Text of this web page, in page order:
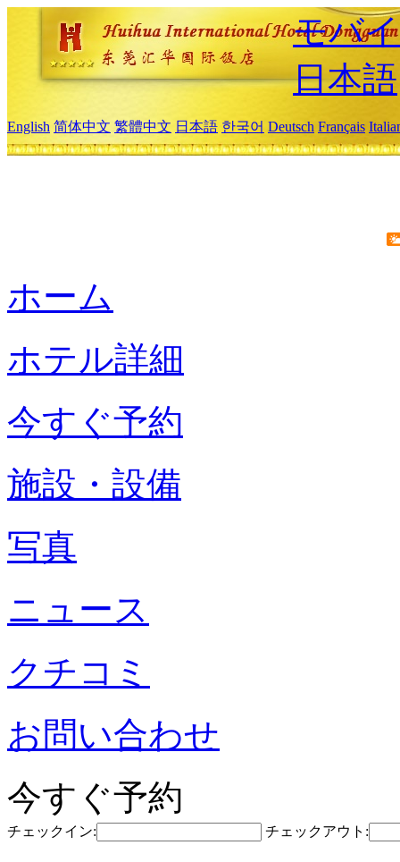
モバ
日本語
English 简体中文 繁體中文 日本語 한국어 Deutsch Français
ホーム
ホテル詳細
今すぐ予約
施設・設備
写真
ニュース
クチコミ
お問い合わせ
今すぐ予約
チェックイン: チェックアウト: